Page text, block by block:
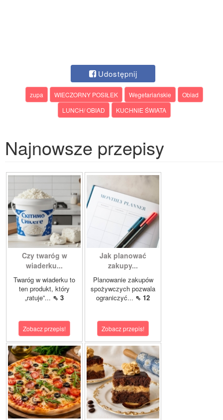
Udostępnij
zupa WIECZORNY POSIŁEK Wegetariańskie
Obiad
LUNCH/ OBIAD
KUCHNIE ŚWIATA
Najnowsze przepisy
Czy twaróg w
wiaderku...
Twaróg w wiaderku to
ten produkt, który
„ratuje”... ⇖ 3
Zobacz przepis!
Jak planować
zakupy...
Planowanie zakupów
spożywczych pozwala
ograniczyć... ⇖ 12
Zobacz przepis!